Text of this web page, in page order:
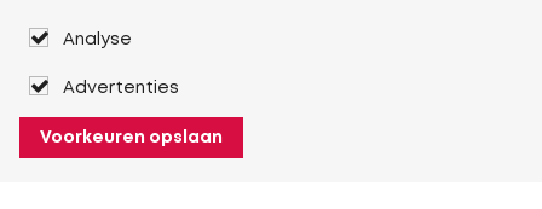
Analyse
Advertenties
Voorkeuren opslaan